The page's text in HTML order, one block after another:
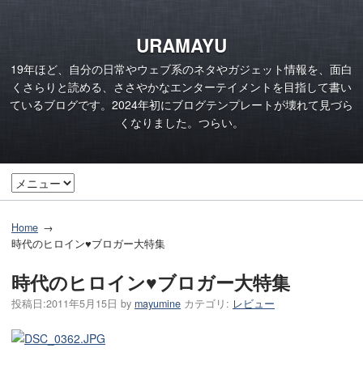
URAMAYU
19年ほど、自分の日常やウェブ系のネタやガジェット情報を、面白
くさらりと読める、ささやかなエンターテイメントを目指して書い
ているブログです。2024年初にブログテンプレートが壊れて見づら
くなりました。つらい。
Home
時代のヒロイン♥ブロガー大特集
時代のヒロイン♥ブロガー大特集
投稿日:2011年5月15日 by mayumine カテゴリ: レビュー